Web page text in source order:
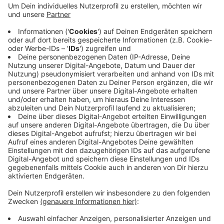
Vorgaben der Landesregierung als ungenau und
den neuen Quarantäneregeln erst am vergangenen
Freitag gekommen - das sei für die Schulen und
das Gesundheitsamt viel zu spät gewesen. Das
neue Schuljahr beginnt übermorgen (18.08.21). Zur
Übersicht über die Corona-Regeln in den Schulen
Veröffentlicht:Montag, 16.08.2021 07:09
Anzeige